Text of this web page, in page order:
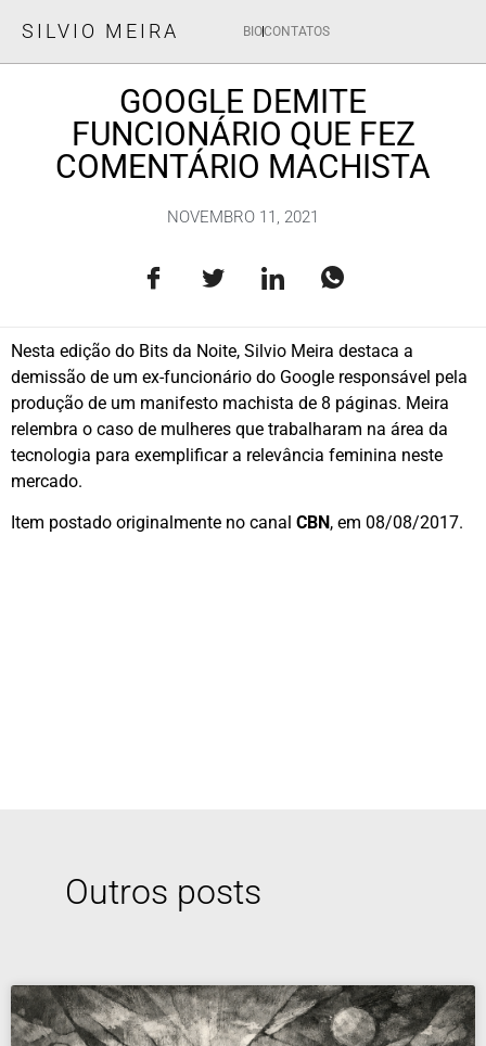
SILVIO MEIRA BIOCONTATOS
GOOGLE DEMITE
FUNCIONÁRIO QUE FEZ
COMENTÁRIO MACHISTA
NOVEMBRO 11, 2021
Nesta edição do Bits da Noite, Silvio Meira destaca a
demissão de um ex-funcionário do Google responsável pela
produção de um manifesto machista de 8 páginas. Meira
relembra o caso de mulheres que trabalharam na área da
tecnologia para exemplificar a relevância feminina neste
mercado.
Item postado originalmente no canal CBN , em 08/08/2017.
Outros posts